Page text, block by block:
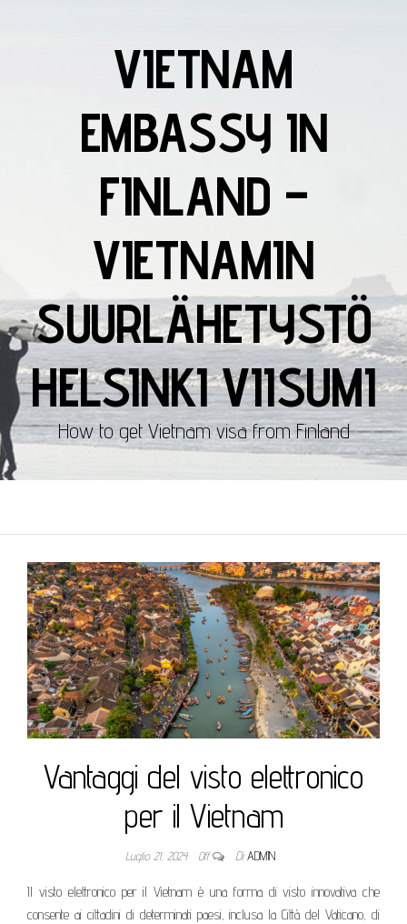
VIETNAM
EMBASSY IN
FINLAND –
VIETNAMIN
SUURLÄHETYSTÖ
HELSINKI VIISUMI
How to get Vietnam visa from Finland
Vantaggi del visto elettronico
per il Vietnam
Luglio 21, 2024 Off Di ADMIN
Il visto elettronico per il Vietnam è una forma di visto innovativa che
consente ai cittadini di determinati paesi, inclusa la Città del Vaticano, di